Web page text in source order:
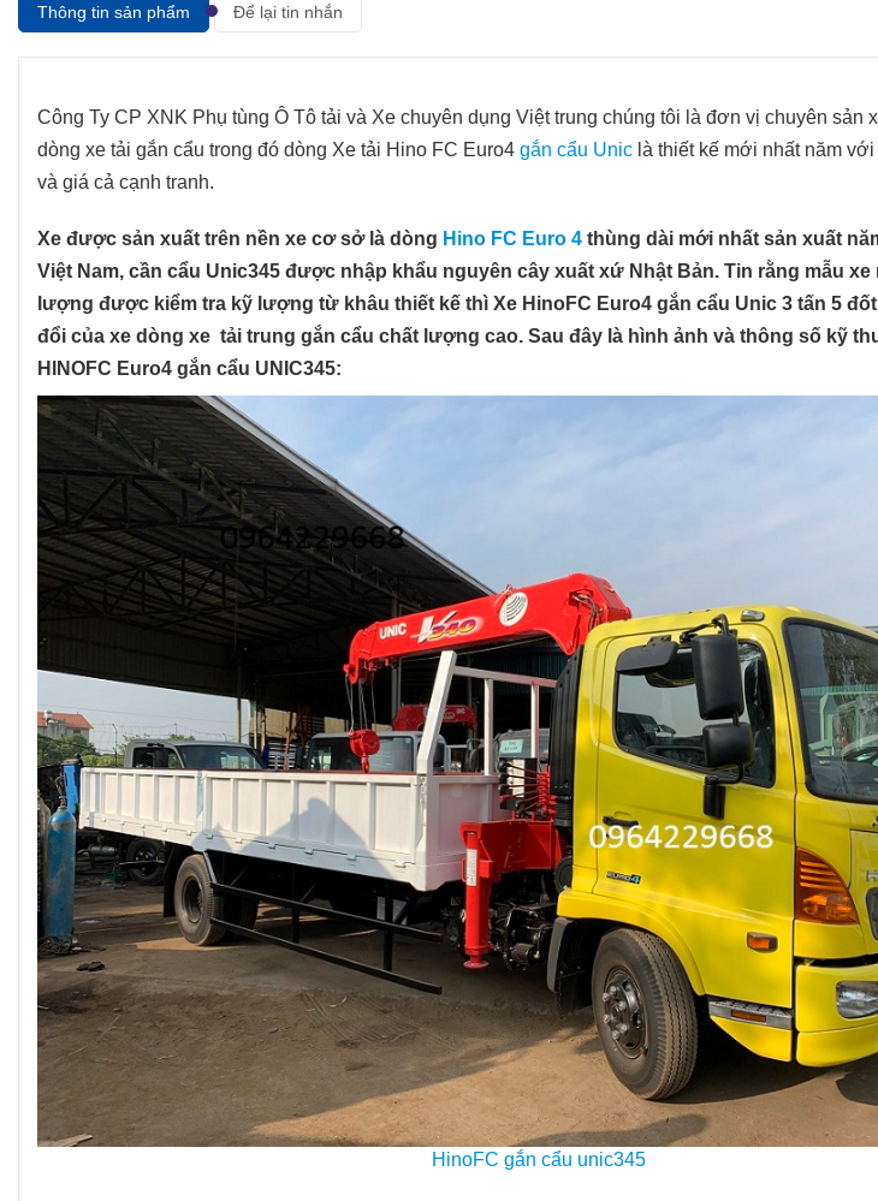
Thông tin sản phẩm Để lại tin nhắn
Công Ty CP XNK Phụ tùng Ô Tô tải và Xe chuyên dụng Việt trung chúng tôi là đơn vị chuyên sản
dòng xe tải gắn cẩu trong đó dòng Xe tải Hino FC Euro4 gắn cẩu Unic là thiết kế mới nhất năm
và giá cả cạnh tranh.
Xe được sản xuất trên nền xe cơ sở là dòng Hino FC Euro 4 thùng dài mới nhất sản xuất
Việt Nam, cần cẩu Unic345 được nhập khẩu nguyên cây xuất xứ Nhật Bản. Tin rằng mẫu
lượng được kiểm tra kỹ lượng từ khâu thiết kế thì Xe HinoFC Euro4 gắn cẩu Unic 3 tấn 5
đổi của xe dòng xe tải trung gắn cẩu chất lượng cao. Sau đây là hình ảnh và thông số kỹ
HINOFC Euro4 gắn cẩu UNIC345:
HinoFC gắn cẩu unic345